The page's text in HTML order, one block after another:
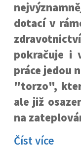
dotací v
pokračuje i
práce jedou
"torzo",
ale již
na
Číst více